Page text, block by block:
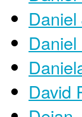
David